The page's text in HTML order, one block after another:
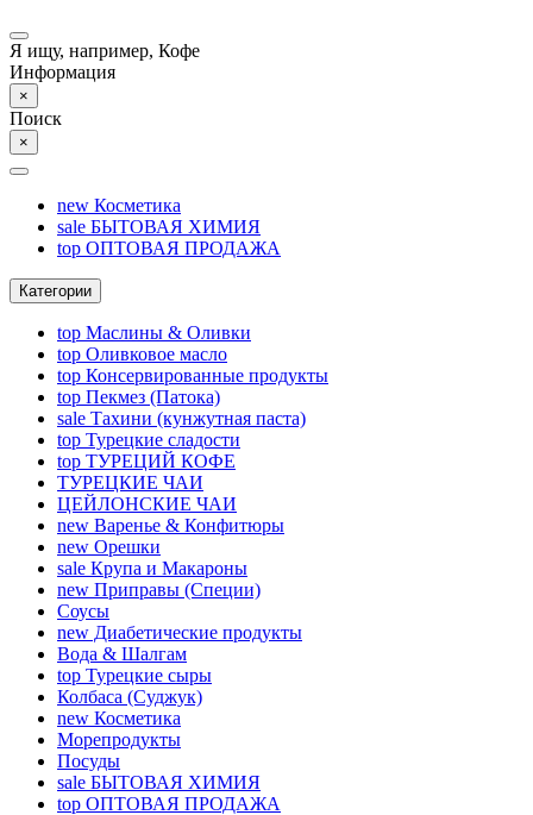
Я ищу, например, Кофе
Информация
×
Поиск
×
new Косметика
sale БЫТОВАЯ ХИМИЯ
top ОПТОВАЯ ПРОДАЖА
Категории
top Маслины & Оливки
top Оливковое масло
top Консервированные продукты
top Пекмез (Патока)
sale Тахини (кунжутная паста)
top Турецкие сладости
top ТУРЕЦИЙ КОФЕ
ТУРЕЦКИЕ ЧАИ
ЦЕЙЛОНСКИЕ ЧАИ
new Варенье & Конфитюры
new Орешки
sale Крупа и Макароны
new Приправы (Специи)
Соусы
new Диабетические продукты
Вода & Шалгам
top Турецкие сыры
Колбаса (Суджук)
new Косметика
Морепродукты
Посуды
sale БЫТОВАЯ ХИМИЯ
top ОПТОВАЯ ПРОДАЖА